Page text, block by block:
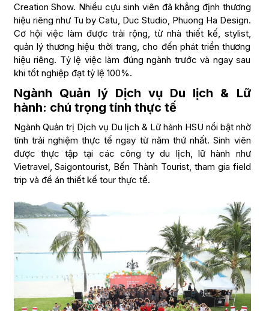
Creation Show. Nhiều cựu sinh viên đã khẳng định thương
hiệu riêng như Tu by Catu, Duc Studio, Phuong Ha Design.
Cơ hội việc làm được trải rộng, từ nhà thiết kế, stylist,
quản lý thương hiệu thời trang, cho đến phát triển thương
hiệu riêng. Tỷ lệ việc làm đúng ngành trước và ngay sau
khi tốt nghiệp đạt tỷ lệ 100%.
Ngành Quản lý Dịch vụ Du lịch & Lữ
hành: chú trọng tính thực tế
Ngành Quản trị Dịch vụ Du lịch & Lữ hành HSU nổi bật nhờ
tính trải nghiệm thực tế ngay từ năm thứ nhất. Sinh viên
được thực tập tại các công ty du lịch, lữ hành như
Vietravel, Saigontourist, Bến Thành Tourist, tham gia field
trip và đề án thiết kế tour thực tế.